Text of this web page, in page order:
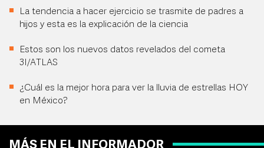
La tendencia a hacer ejercicio se trasmite de padres a
hijos y esta es la explicación de la ciencia
Estos son los nuevos datos revelados del cometa
3I/ATLAS
¿Cuál es la mejor hora para ver la lluvia de estrellas HOY
en México?
MÁS EN EL INFORMADOR